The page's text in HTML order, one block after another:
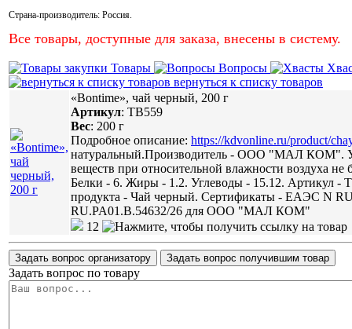
Страна-производитель: Россия.
Все товары, доступные для заказа, внесены в систему.
Товары Вопросы
вернуться к списку товаров
«Bontime», чай черный, 200 г
Артикул: ТВ559
Вес: 200 г
Подробное описание: https://kdvonline.ru/product/
натуральный.Производитель - ООО "МАЛ КОМ".
веществ при относительной влажности воздуха
Белки - 6. Жиры - 1.2. Углеводы - 15.12. Артикул -
продукта - Чай черный. Сертификаты - ЕАЭС
RU.PA01.В.54632/26 для ООО "МАЛ КОМ"
12
Задать вопрос организатору Задать вопрос получившим товар
Задать вопрос по товару